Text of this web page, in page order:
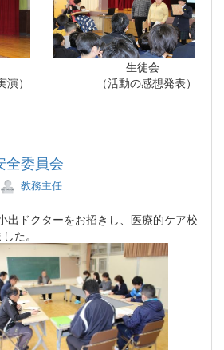
会 生徒会
充実演） （活動の感想発表）
全委員会
教務主任
出ドクターをお招きし、医療的ケア校
た。